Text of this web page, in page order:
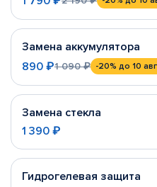
Замена аккумулятора
890 ₽1 090 ₽ -20% до 10
Замена стекла
1 390 ₽
Гидрогелевая защита